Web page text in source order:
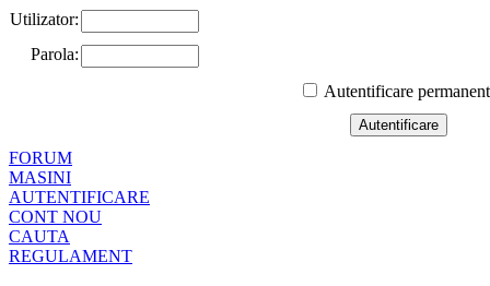
Utilizator:
Parola:
Autentificare
FORUM
MASINI
AUTENTIFICARE
CONT NOU
CAUTA
REGULAMENT